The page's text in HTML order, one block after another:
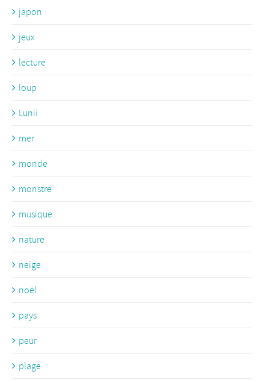
japon
jeux
lecture
loup
Lunii
mer
monde
monstre
musique
nature
neige
noël
pays
peur
plage